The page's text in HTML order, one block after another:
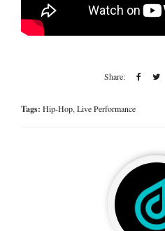
Tags: Hip-Hop,Live Performance